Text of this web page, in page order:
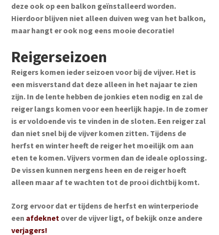
deze ook op een balkon geïnstalleerd worden.
Hierdoor blijven niet alleen duiven weg van het balkon,
maar hangt er ook nog eens mooie decoratie!
Reigerseizoen
Reigers komen ieder seizoen voor bij de vijver. Het is
een misverstand dat deze alleen in het najaar te zien
zijn. In de lente hebben de jonkies eten nodig en zal de
reiger langs komen voor een heerlijk hapje. In de zomer
is er voldoende vis te vinden in de sloten. Een reiger zal
dan niet snel bij de vijver komen zitten. Tijdens de
herfst en winter heeft de reiger het moeilijk om aan
eten te komen. Vijvers vormen dan de ideale oplossing.
De vissen kunnen nergens heen en de reiger hoeft
alleen maar af te wachten tot de prooi dichtbij komt.
Zorg ervoor dat er tijdens de herfst en winterperiode
een afdeknet over de vijver ligt, of bekijk onze andere
verjagers!